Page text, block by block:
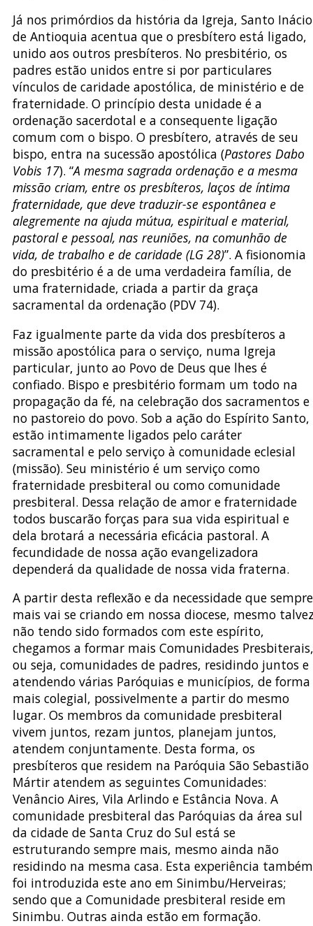
Já nos primórdios da história da Igreja, Santo Inácio
de Antioquia acentua que o presbítero está ligado,
unido aos outros presbíteros. No presbitério, os
padres estão unidos entre si por particulares
vínculos de caridade apostólica, de ministério e de
fraternidade. O princípio desta unidade é a
ordenação sacerdotal e a consequente ligação
comum com o bispo. O presbítero, através de seu
bispo, entra na sucessão apostólica (Pastores Dabo
Vobis 17). “A mesma sagrada ordenação e a mesma
missão criam, entre os presbíteros, laços de íntima
fraternidade, que deve traduzir-se espontânea e
alegremente na ajuda mútua, espiritual e material,
pastoral e pessoal, nas reuniões, na comunhão de
vida, de trabalho e de caridade (LG 28)”. A fisionomia
do presbitério é a de uma verdadeira família, de
uma fraternidade, criada a partir da graça
sacramental da ordenação (PDV 74).
Faz igualmente parte da vida dos presbíteros a
missão apostólica para o serviço, numa Igreja
particular, junto ao Povo de Deus que lhes é
confiado. Bispo e presbitério formam um todo na
propagação da fé, na celebração dos sacramentos e
no pastoreio do povo. Sob a ação do Espírito Santo,
estão intimamente ligados pelo caráter
sacramental e pelo serviço à comunidade eclesial
(missão). Seu ministério é um serviço como
fraternidade presbiteral ou como comunidade
presbiteral. Dessa relação de amor e fraternidade
todos buscarão forças para sua vida espiritual e
dela brotará a necessária eficácia pastoral. A
fecundidade de nossa ação evangelizadora
dependerá da qualidade de nossa vida fraterna.
A partir desta reflexão e da necessidade que sempre
mais vai se criando em nossa diocese, mesmo
não tendo sido formados com este espírito,
chegamos a formar mais Comunidades Presbiterais,
ou seja, comunidades de padres, residindo juntos e
atendendo várias Paróquias e municípios, de forma
mais colegial, possivelmente a partir do mesmo
lugar. Os membros da comunidade presbiteral
vivem juntos, rezam juntos, planejam juntos,
atendem conjuntamente. Desta forma, os
presbíteros que residem na Paróquia São Sebastião
Mártir atendem as seguintes Comunidades:
Venâncio Aires, Vila Arlindo e Estância Nova. A
comunidade presbiteral das Paróquias da área sul
da cidade de Santa Cruz do Sul está se
estruturando sempre mais, mesmo ainda não
residindo na mesma casa. Esta experiência também
foi introduzida este ano em Sinimbu/Herveiras;
sendo que a Comunidade presbiteral reside em
Sinimbu. Outras ainda estão em formação.